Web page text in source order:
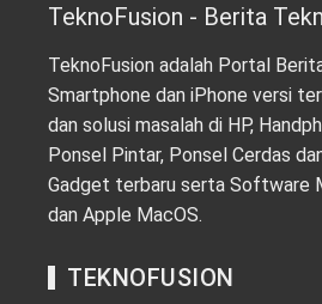
TeknoFusion - Berita
TeknoFusion adalah Portal
Smartphone dan iPhone versi
dan solusi masalah di HP,
Ponsel Pintar, Ponsel Cerdas
Gadget terbaru serta Software
dan Apple MacOS.
TEKNOFUSION